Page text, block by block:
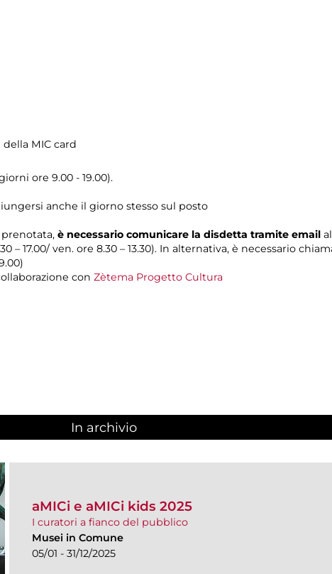
MIC card
ore 9.00 - 19.00).
anche il giorno stesso sul posto
è necessario comunicare la disdetta tramite email
– 17.00/ ven. ore 8.30 – 13.30). In alternativa, è necessario
con Zètema Progetto Cultura
In archivio
aMICi e aMICi kids 2025
I curatori a fianco del pubblico
Musei in Comune
05/01 - 31/12/2025